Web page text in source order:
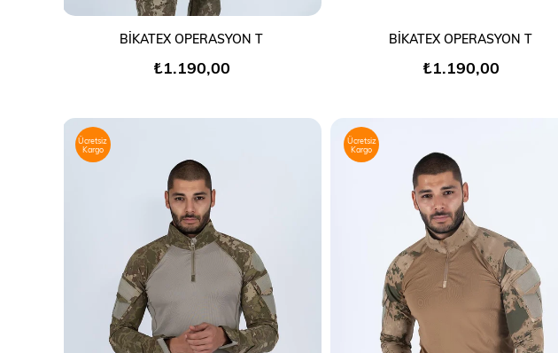
BİKATEX OPERASYON T
₺1.190,00
BİKATEX OPERASYON T
₺1.190,00
Ücretsiz
Kargo
Ücretsiz
Kargo